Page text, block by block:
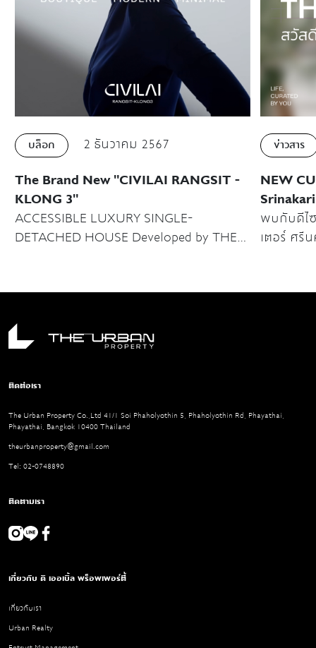
บล็อก 2 ธันวาคม 2567
The Brand New "CIVILAI RANGSIT -
KLONG 3"
ACCESSIBLE LUXURY SINGLE-
DETACHED HOUSE Developed by THE
ชีวิตเมือง ครั้งแรกบนทำเลใจกลางรังสิต
ข่าวสาร
NEW
พบกับดีไซน์
เตอร์ ศรี
ติดต่อเรา
The Urban Property Co.,Ltd 41/1 Soi Phaholyothin 5, Phaholyothin Rd, Phayathai,
Phayathai, Bangkok 10400 Thailand
theurbanproperty@gmail.com
Tel: 02-0748890
ติดตามเรา
เกี่ยวกับ ดิ เออเบิ้ล พร็อพเพอร์ตี้
เกี่ยวกับเรา
Urban Realty